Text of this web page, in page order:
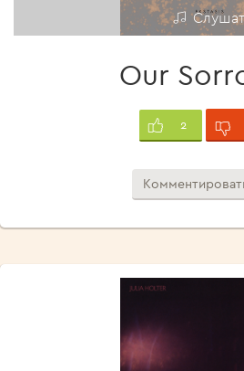
Our
2